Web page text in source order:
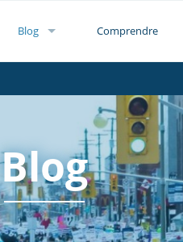
Blog Comprendre
Blog